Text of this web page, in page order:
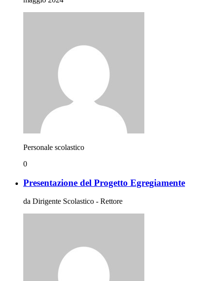
Personale scolastico
0
Presentazione del Progetto Egregiamente
da Dirigente Scolastico - Rettore